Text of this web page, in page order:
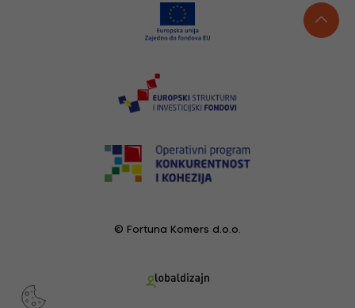
© Fortuna Komers d.o.o.